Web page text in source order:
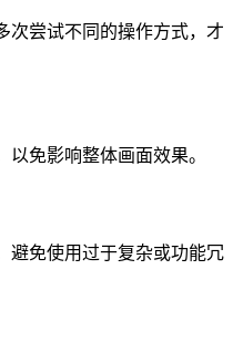
次尝试不同的操作方式，才
免影响整体画面效果。
避免使用过于复杂或功能冗